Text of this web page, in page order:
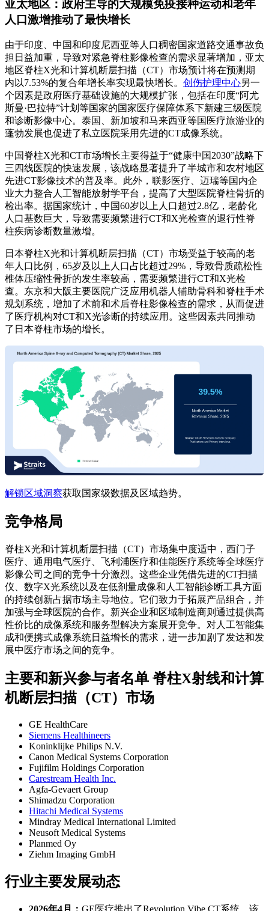
亚太地区：政府主导的大规模免疫接种运动和老年
人口激增推动了最快增长
由于印度、中国和印度尼西亚等人口稠密国家道路交通事故负
担日益加重，导致对紧急脊柱影像检查的需求显著增加，亚太
地区脊柱X光和计算机断层扫描（CT）市场预计将在预测期
内以7.53%的复合年增长率实现最快增长。 创伤护理中心另一
个因素是政府医疗基础设施的大规模扩张，包括在印度“阿尤
斯曼·巴拉特”计划等国家的国家医疗保障体系下新建三级医院
和诊断影像中心。泰国、新加坡和马来西亚等国医疗旅游业的
蓬勃发展也促进了私立医院采用先进的CT成像系统。
中国脊柱X光和CT市场增长主要得益于“健康中国2030”战略下
三四线医院的快速发展，该战略显著提升了半城市和农村地区
先进CT影像技术的普及率。此外，联影医疗、迈瑞等国内企
业大力整合人工智能放射学平台，提高了大型医院脊柱骨折的
检出率。据国家统计，中国60岁以上人口超过2.8亿，老龄化
人口基数巨大，导致需要频繁进行CT和X光检查的退行性脊
柱疾病诊断数量激增。
日本脊柱X光和计算机断层扫描（CT）市场受益于较高的老
年人口比例，65岁及以上人口占比超过29%，导致骨质疏松性
椎体压缩性骨折的发生率较高，需要频繁进行CT和X光检
查。东京和大阪主要医院广泛应用机器人辅助骨科和脊柱手术
规划系统，增加了术前和术后脊柱影像检查的需求，从而促进
了医疗机构对CT和X光诊断的持续应用。这些因素共同推动
了日本脊柱市场的增长。
解锁区域洞察获取国家级数据及区域趋势。
竞争格局
脊柱X光和计算机断层扫描（CT）市场集中度适中，西门子
医疗、通用电气医疗、飞利浦医疗和佳能医疗系统等全球医疗
影像公司之间的竞争十分激烈。这些企业凭借先进的CT扫描
仪、数字X光系统以及在低剂量成像和人工智能诊断工具方面
的持续创新占据市场主导地位。它们致力于拓展产品组合，并
加强与全球医院的合作。新兴企业和区域制造商则通过提供高
性价比的成像系统和服务型解决方案展开竞争。对人工智能集
成和便携式成像系统日益增长的需求，进一步加剧了发达和发
展中医疗市场之间的竞争。
主要和新兴参与者名单 脊柱X射线和计算
机断层扫描（CT）市场
GE HealthCare
Siemens Healthineers
Koninklijke Philips N.V.
Canon Medical Systems Corporation
Fujifilm Holdings Corporation
Carestream Health Inc.
Agfa-Gevaert Group
Shimadzu Corporation
Hitachi Medical Systems
Mindray Medical International Limited
Neusoft Medical Systems
Planmed Oy
Ziehm Imaging GmbH
行业主要发展动态
2026年4月： GE医疗推出了Revolution Vibe CT系统，该